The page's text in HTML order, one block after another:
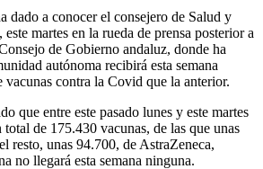
dado a conocer el consejero de Salud y
martes en la rueda de prensa posterior a
de Gobierno andaluz, donde ha
autónoma recibirá esta semana
contra la Covid que la anterior.
que entre este pasado lunes y este martes
de 175.430 vacunas, de las que unas
resto, unas 94.700, de AstraZeneca,
no llegará esta semana ninguna.